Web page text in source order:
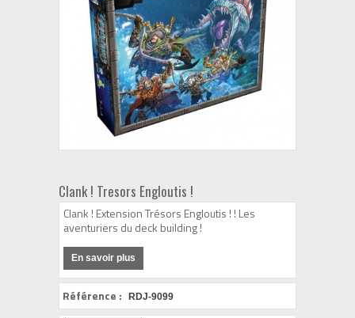
Clank ! Tresors Engloutis !
Clank ! Extension Trésors Engloutis ! ! Les
aventuriers du deck building !
En savoir plus
Référence : RDJ-9099